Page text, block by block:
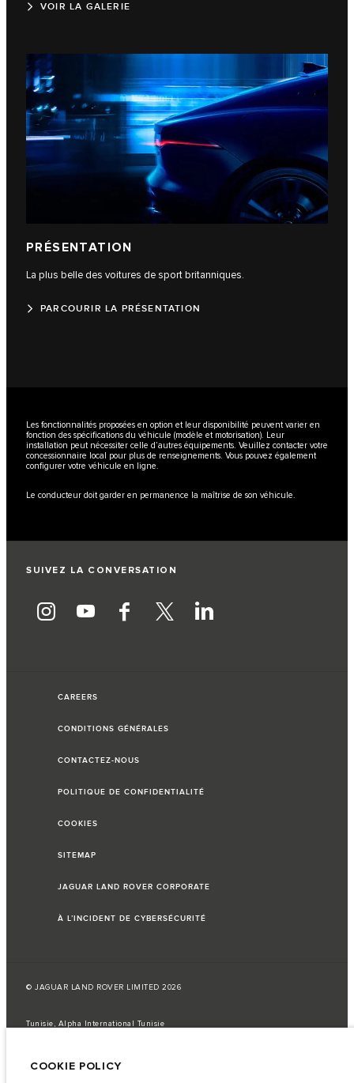
VOIR LA GALERIE
PRÉSENTATION
La plus belle des voitures de sport britanniques.
PARCOURIR LA PRÉSENTATION
Les fonctionnalités proposées en option et leur disponibilité peuvent varier en
fonction des spécifications du véhicule (modèle et motorisation). Leur
installation peut nécessiter celle d’autres équipements. Veuillez contacter votre
concessionnaire local pour plus de renseignements. Vous pouvez également
configurer votre véhicule en ligne.
Le conducteur doit garder en permanence la maîtrise de son véhicule.
SUIVEZ LA CONVERSATION
CAREERS
CONDITIONS GÉNÉRALES
CONTACTEZ-NOUS
POLITIQUE DE CONFIDENTIALITÉ
COOKIES
SITEMAP
JAGUAR LAND ROVER CORPORATE
À L’INCIDENT DE CYBERSÉCURITÉ
© JAGUAR LAND ROVER LIMITED 2026
Tunisie, Alpha International Tunisie
configurateur peuvent varier d'un marché à l'autre et ne comprennent pas
COOKIE POLICY